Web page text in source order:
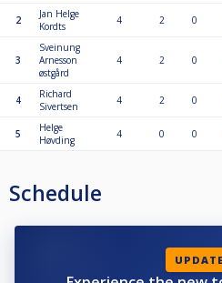
2
Jan Helge
Kordts
4 2 0
3
Sveinung
Arnesson
østgård
4 2 0
4
Richard
Sivertsen
4 2 0
5
Helge
Høvding
4 0 0
Schedule